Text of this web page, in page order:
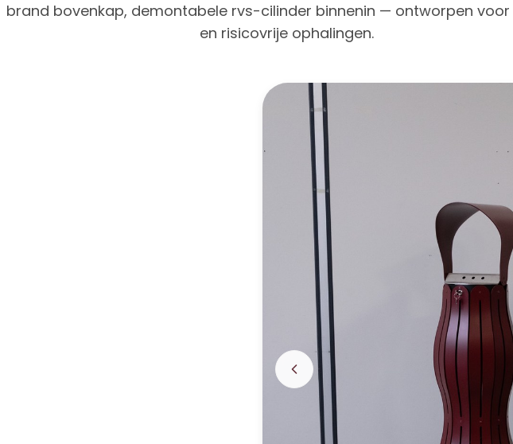
brand bovenkap, demontabele rvs-cilinder binnenin — ontworpen
en risicovrije ophalingen.